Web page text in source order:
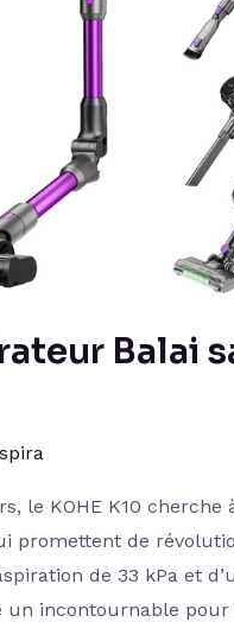
Balai
le KOHE K10 cherche
promettent de
de 33 kPa et
un incontournable